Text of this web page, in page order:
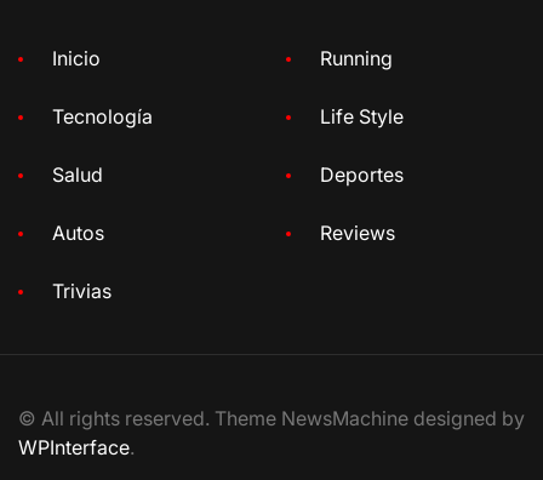
Inicio Running
Tecnología Life Style
Salud Deportes
Autos Reviews
Trivias
© All rights reserved. Theme NewsMachine designed by
WPInterface.